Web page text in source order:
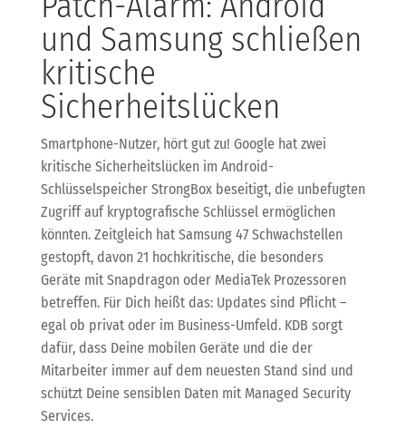
und Samsung schließen
kritische
Sicherheitslücken
Smartphone-Nutzer, hört gut zu! Google hat zwei
kritische Sicherheitslücken im Android-
Schlüsselspeicher StrongBox beseitigt, die unbefugten
Zugriff auf kryptografische Schlüssel ermöglichen
könnten. Zeitgleich hat Samsung 47 Schwachstellen
gestopft, davon 21 hochkritische, die besonders
Geräte mit Snapdragon oder MediaTek Prozessoren
betreffen. Für Dich heißt das: Updates sind Pflicht –
egal ob privat oder im Business-Umfeld. KDB sorgt
dafür, dass Deine mobilen Geräte und die der
Mitarbeiter immer auf dem neuesten Stand sind und
schützt Deine sensiblen Daten mit Managed Security
Services.